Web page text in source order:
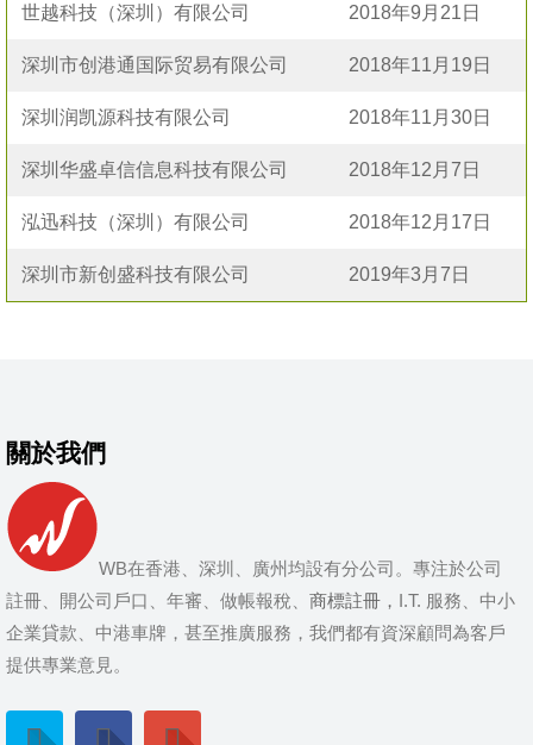
世越科技（深圳）有限公司 2018年9月21日
深圳市创港通国际贸易有限公司 2018年11月19日
深圳润凯源科技有限公司 2018年11月30日
深圳华盛卓信信息科技有限公司 2018年12月7日
泓迅科技（深圳）有限公司 2018年12月17日
深圳市新创盛科技有限公司 2019年3月7日
關於我們
WB在香港、深圳、廣州均設有分公司。專注於公司
註冊、開公司戶口、年審、做帳報稅、 商標註冊， I.T. 服務、中小
企業貸款、中港車牌，甚至推廣服務，我們都有資深顧問為客戶
提供專業意見。